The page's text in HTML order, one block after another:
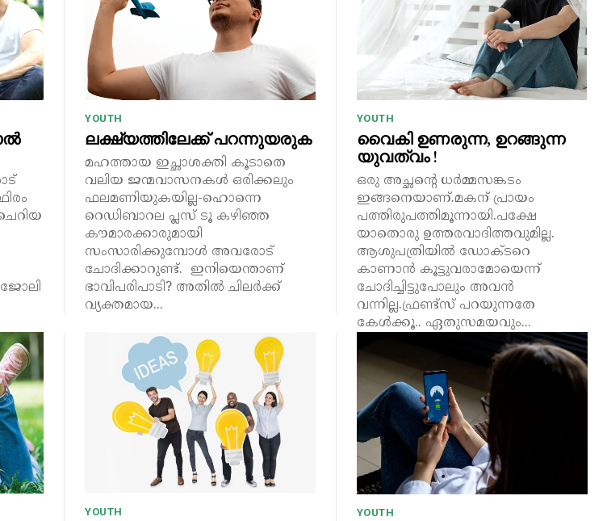
ജോലി
YOUTH
ലക്ഷ്യത്തിലേക്ക് പറന്നുയരുക
മഹത്തായ ഇച്ഛാശക്തി കൂടാതെ
വലിയ ജന്മവാസനകൾ ഒരിക്കലും
ഫലമണിയുകയില്ല-ഹൊന്നെ
റെഡിബാറല പ്ലസ് ടൂ കഴിഞ്ഞ
കൗമാരക്കാരുമായി
സംസാരിക്കുമ്പോൾ അവരോട്
ചോദിക്കാറുണ്ട്. ഇനിയെന്താണ്
ഭാവിപരിപാടി? അതിൽ ചിലർക്ക്
വ്യക്തമായ...
YOUTH
വൈകി ഉണരുന്ന, ഉറങ്ങുന്ന
യുവത്വം !
ഒരു അച്ഛന്റെ ധർമ്മസങ്കടം
ഇങ്ങനെയാണ്.മകന് പ്രായം
പത്തിരുപത്തിമൂന്നായി.പക്ഷേ
യാതൊരു ഉത്തരവാദിത്തവുമില്ല.
ആശുപത്രിയിൽ ഡോക്ടറെ
കാണാൻ കൂട്ടുവരാമോയെന്ന്
ചോദിച്ചിട്ടുപോലും അവൻ
വന്നില്ല.ഫ്രണ്ട്സ് പറയുന്നതേ
കേൾക്കൂ.. ഏതുസമയവും...
YOUTH YOUTH